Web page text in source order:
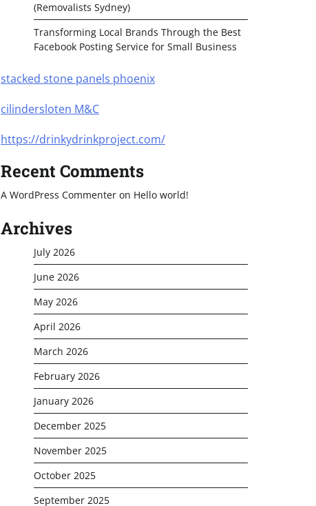
(Removalists Sydney)
Transforming Local Brands Through the Best
Facebook Posting Service for Small Business
stacked stone panels phoenix
cilindersloten M&C
https://drinkydrinkproject.com/
Recent Comments
A WordPress Commenter on Hello world!
Archives
July 2026
June 2026
May 2026
April 2026
March 2026
February 2026
January 2026
December 2025
November 2025
October 2025
September 2025